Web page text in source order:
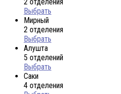
2 отделения
Выбрать
Мирный
2 отделения
Выбрать
Алушта
5 отделений
Выбрать
Саки
4 отделения